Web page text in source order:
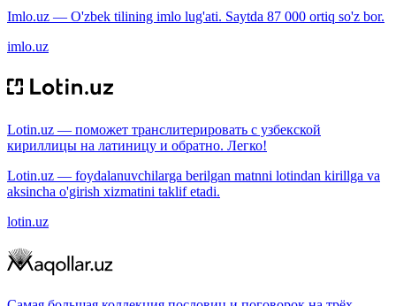
Imlo.uz — O'zbek tilining imlo lug'ati. Saytda 87 000 ortiq so'z bor.
imlo.uz
Lotin.uz — поможет транслитерировать с узбекской
кириллицы на латиницу и обратно. Легко!
Lotin.uz — foydalanuvchilarga berilgan matnni lotindan kirillga va
aksincha o'girish xizmatini taklif etadi.
lotin.uz